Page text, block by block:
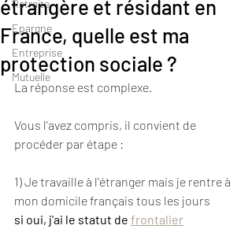
Retraite
Epargne
Entreprise
Mutuelle
étrangère et résidant en
France, quelle est ma
protection sociale ?
La réponse est complexe.
Vous l'avez compris, il convient de
procéder par étape :
1) Je travaille à l'étranger mais je rentre à
mon domicile français tous les jours
si oui, j'ai le statut de frontalier